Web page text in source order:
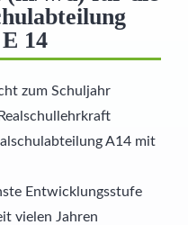
14
zum Schuljahr
A14 mit
Entwicklungsstufe
vielen Jahren